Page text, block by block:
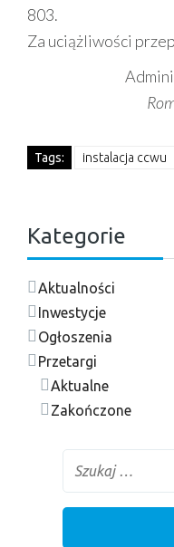
803.
Za uciążliwości
Tags: instalacja ccwu
Kategorie
Aktualności
Inwestycje
Ogłoszenia
Przetargi
Aktualne
Zakończone